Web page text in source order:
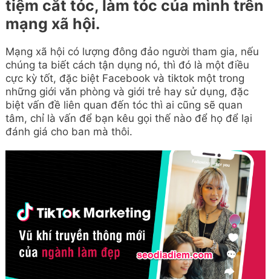
tiệm cắt tóc, làm tóc của mình trên
mạng xã hội.
Mạng xã hội có lượng đông đảo người tham gia, nếu
chúng ta biết cách tận dụng nó, thì đó là một điều
cực kỳ tốt, đặc biệt Facebook và tiktok một trong
những giới văn phòng và giới trẻ hay sử dụng, đặc
biệt vấn đề liên quan đến tóc thì ai cũng sẽ quan
tâm, chỉ là vấn để bạn kêu gọi thế nào để họ để lại
đánh giá cho ban mà thôi.